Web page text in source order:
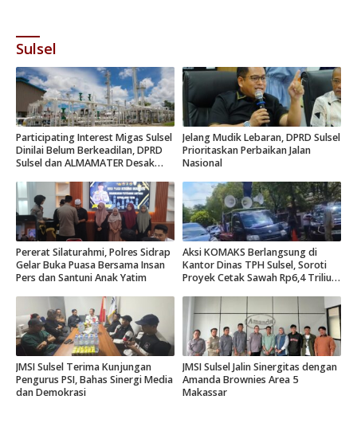
Sulsel
Participating Interest Migas Sulsel
Dinilai Belum Berkeadilan, DPRD
Sulsel dan ALMAMATER Desak
Jelang Mudik Lebaran, DPRD Sulsel
Prioritaskan Perbaikan Jalan
Nasional
Pererat Silaturahmi, Polres Sidrap
Gelar Buka Puasa Bersama Insan
Pers dan Santuni Anak Yatim
Aksi KOMAKS Berlangsung di
Kantor Dinas TPH Sulsel, Soroti
Proyek Cetak Sawah Rp6,4 Triliun
JMSI Sulsel Terima Kunjungan
Pengurus PSI, Bahas Sinergi Media
dan Demokrasi
JMSI Sulsel Jalin Sinergitas dengan
Amanda Brownies Area 5
Makassar